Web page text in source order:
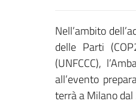
Nell’ambito
delle Parti
(UNFCCC),
all’evento
terrà a Milano